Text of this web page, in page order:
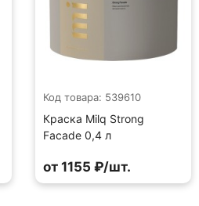
Код товара: 539610
Краска Milq Strong
Facade 0,4 л
от 1155 ₽/шт.